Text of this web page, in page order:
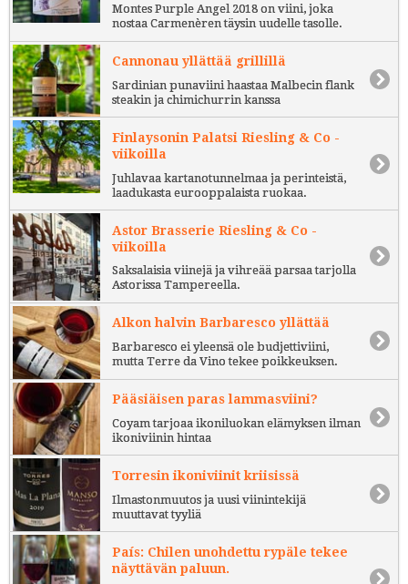
Montes Purple Angel 2018 on viini, joka
nostaa Carmenèren täysin uudelle tasolle.
Cannonau yllättää grillillä
Sardinian punaviini haastaa Malbecin flank
steakin ja chimichurrin kanssa
Finlaysonin Palatsi Riesling & Co -
viikoilla
Juhlavaa kartanotunnelmaa ja perinteistä,
laadukasta eurooppalaista ruokaa.
Astor Brasserie Riesling & Co -
viikoilla
Saksalaisia viinejä ja vihreää parsaa tarjolla
Astorissa Tampereella.
Alkon halvin Barbaresco yllättää
Barbaresco ei yleensä ole budjettiviini,
mutta Terre da Vino tekee poikkeuksen.
Pääsiäisen paras lammasviini?
Coyam tarjoaa ikoniluokan elämyksen ilman
ikoniviinin hintaa
Torresin ikoniviinit kriisissä
Ilmastonmuutos ja uusi viinintekijä
muuttavat tyyliä
País: Chilen unohdettu rypäle tekee
näyttävän paluun.